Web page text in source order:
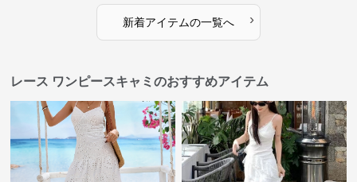
新着アイテムの一覧へ ›
レース ワンピースキャミのおすすめアイテム